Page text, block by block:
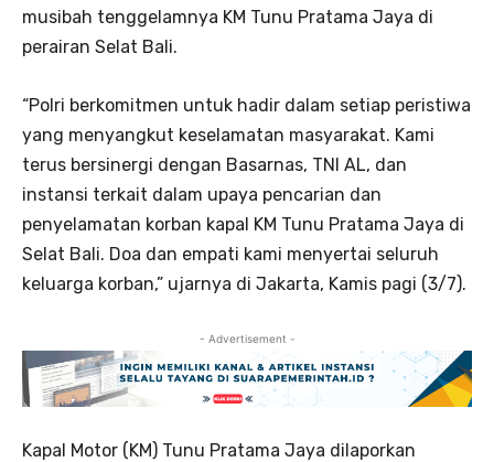
musibah tenggelamnya KM Tunu Pratama Jaya di
perairan Selat Bali.
“Polri berkomitmen untuk hadir dalam setiap peristiwa
yang menyangkut keselamatan masyarakat. Kami
terus bersinergi dengan Basarnas, TNI AL, dan
instansi terkait dalam upaya pencarian dan
penyelamatan korban kapal KM Tunu Pratama Jaya di
Selat Bali. Doa dan empati kami menyertai seluruh
keluarga korban,” ujarnya di Jakarta, Kamis pagi (3/7).
- Advertisement -
Kapal Motor (KM) Tunu Pratama Jaya dilaporkan